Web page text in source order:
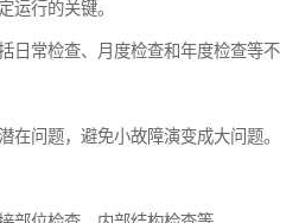
运行的关键。
日常检查、月度检查和年度检查等不
在问题，避免小故障演变成大问题。